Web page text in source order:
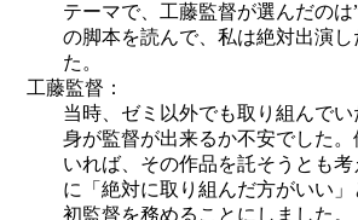
テーマで、工藤監督が選んだのは
の脚本を読んで、私は絶対出演し
た。
工藤監督：
当時、ゼミ以外でも取り組んで
身が監督が出来るか不安でした
いれば、その作品を託そうとも
に「絶対に取り組んだ方がいい」
初監督を務めることにしました。